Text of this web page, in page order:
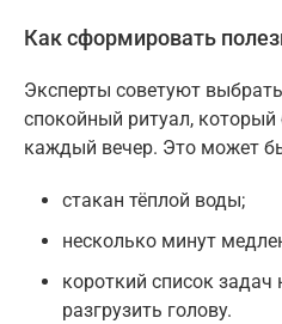
Как сформировать
Эксперты советуют
спокойный ритуал, который
каждый вечер. Это может
стакан тёплой воды;
несколько минут
короткий список задач
разгрузить голову.